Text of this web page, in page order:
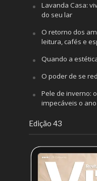
Lavanda Casa:
do seu lar
O retorno dos
leitura, cafés e
Quando a
O poder de se
Pele de inverno:
impecáveis o
Edição 43